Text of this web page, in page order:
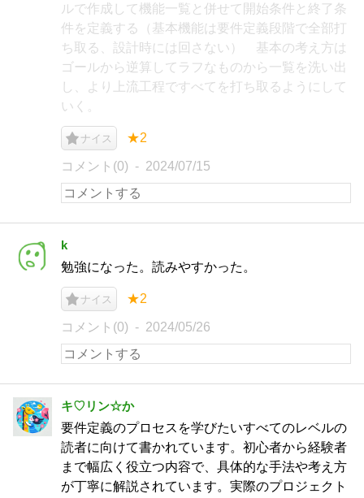
ルで作成して機能一覧と併せて開始条件と終了条
件を定義する（基本機能は要件定義段階で全部打
ち取る、設計時には回さない） 基本の考え方は
ゴールから逆算してラフなものから一覧を洗い出
し、より上流工程ですべてを打ち取るようにして
いく。
ナイス ★2
コメント(0) 2024/07/15
k
勉強になった。読みやすかった。
ナイス ★2
コメント(0) 2024/05/26
キ♡リン☆か
要件定義のプロセスを学びたいすべてのレベルの
読者に向けて書かれています。初心者から経験者
まで幅広く役立つ内容で、具体的な手法や考え方
が丁寧に解説されています。実際のプロジェクト